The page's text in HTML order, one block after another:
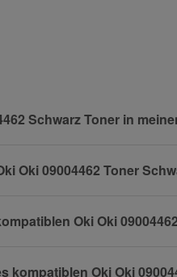
Schwarz Toner in
Oki 09004462 Toner
Oki Oki
kompatiblen Oki Oki